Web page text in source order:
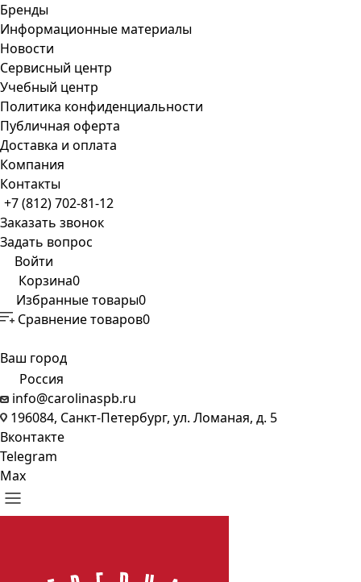
Бренды
Информационные материалы
Новости
Сервисный центр
Учебный центр
Политика конфиденциальности
Публичная оферта
Доставка и оплата
Компания
Контакты
+7 (812) 702-81-12
Заказать звонок
Задать вопрос
Войти
Корзина0
Избранные товары0
Сравнение товаров0
Ваш город
Россия
info@carolinaspb.ru
196084, Санкт-Петербург, ул. Ломаная, д. 5
Вконтакте
Telegram
Max